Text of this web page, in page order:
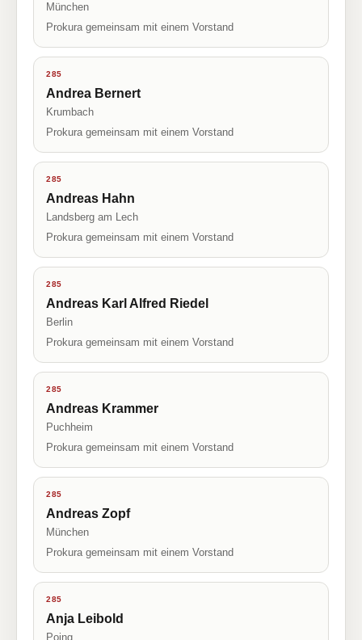
München
Prokura gemeinsam mit einem Vorstand
285
Andrea Bernert
Krumbach
Prokura gemeinsam mit einem Vorstand
285
Andreas Hahn
Landsberg am Lech
Prokura gemeinsam mit einem Vorstand
285
Andreas Karl Alfred Riedel
Berlin
Prokura gemeinsam mit einem Vorstand
285
Andreas Krammer
Puchheim
Prokura gemeinsam mit einem Vorstand
285
Andreas Zopf
München
Prokura gemeinsam mit einem Vorstand
285
Anja Leibold
Poing